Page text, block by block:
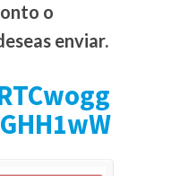
o
enviar.